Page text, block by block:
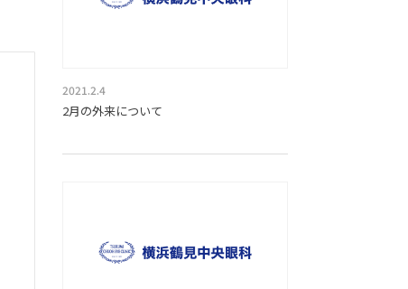
2021.2.4
2月の外来について